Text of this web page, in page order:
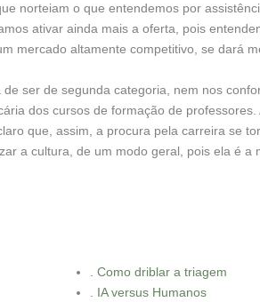
norteiam o que entendemos por
ativar ainda mais a oferta, pois
mercado altamente competitivo, se dará
ser de segunda categoria, nem nos
dos cursos de formação de
que, assim, a procura pela carreira se
a cultura, de um modo geral, pois ela é a
. Como driblar a triagem
. IA versus Humanos